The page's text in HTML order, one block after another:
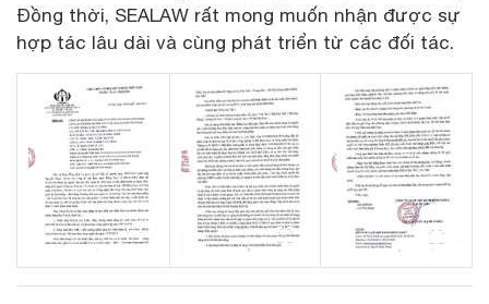
Đồng thời, SEALAW rất mong muốn nhận được sự
hợp tác lâu dài và cùng phát triển từ các đối tác.